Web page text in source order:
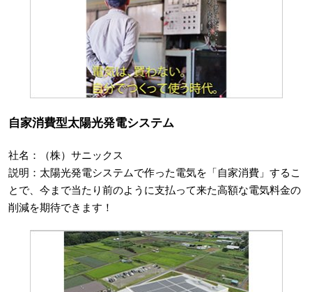
自家消費型太陽光発電システム
社名：（株）サニックス
説明：太陽光発電システムで作った電気を「自家消費」するこ
とで、今まで当たり前のように支払って来た高額な電気料金の
削減を期待できます！